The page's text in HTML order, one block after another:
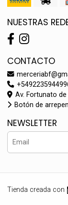
NUESTRAS
CONTACTO
Av. Fortunato de
Botón de
NEWSLETTER
Tienda creada con